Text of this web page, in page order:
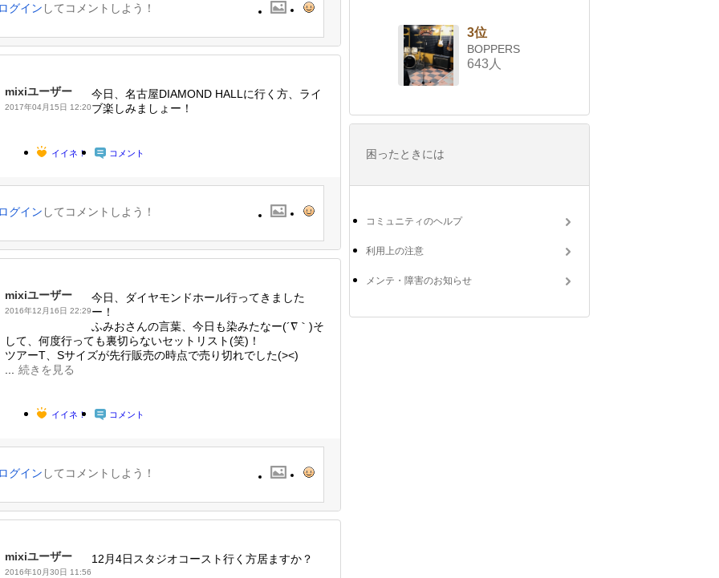
グイン してコメントしよう！
mixiユーザー
2017年04月15日 12:20
今日、名古屋DIAMOND HALLに行く方、ライ
ブ楽しみましょー！
イイネ！ コメント
グイン してコメントしよう！
mixiユーザー
2016年12月16日 22:29
今日、ダイヤモンドホール行ってきました
ー！
ふみおさんの言葉、今日も染みたなー(´∇｀)そ
して、何度行っても裏切らないセットリスト(笑)！
ツアーT、Sサイズが先行販売の時点で売り切れでした(><)
続きを見る
イイネ！ コメント
グイン してコメントしよう！
mixiユーザー
2016年10月30日 11:56
12月4日スタジオコースト行く方居ますか？
3位
BOPPERS
643人
困ったときには
コミュニティのヘルプ
利用上の注意
メンテ・障害のお知らせ